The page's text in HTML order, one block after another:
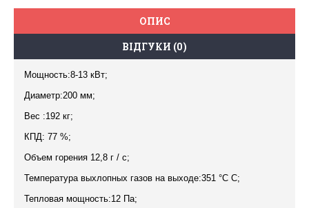
ОПИС
ВІДГУКИ (0)
Мощность:8-13 кВт;
Диаметр:200 мм;
Вес :192 кг;
КПД: 77 %;
Объем горения 12,8 г / с;
Температура выхлопных газов на выходе:351 °C C;
Тепловая мощность:12 Па;